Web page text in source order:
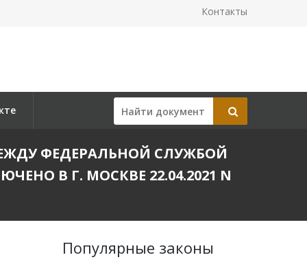
Контакты
ФЕДЕРАЛЬНОЙ СЛУЖБОЙ
В Г. МОСКВЕ 22.04.2021 N
Популярные законы